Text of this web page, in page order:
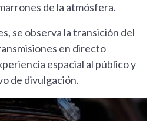
de la atmósfera.
se observa la transición del
en directo
espacial al público y
de divulgación.